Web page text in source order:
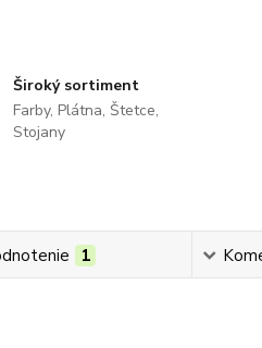
Široký sortiment
Farby, Plátna, Štetce,
Stojany
1